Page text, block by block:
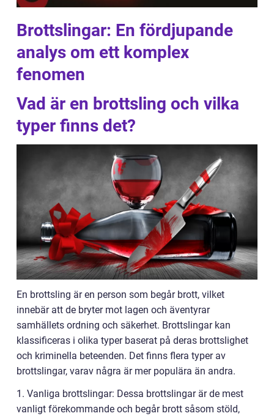
Brottslingar: En fördjupande
analys om ett komplex
fenomen
Vad är en brottsling och vilka
typer finns det?
En brottsling är en person som begår brott, vilket
innebär att de bryter mot lagen och äventyrar
samhällets ordning och säkerhet. Brottslingar kan
klassificeras i olika typer baserat på deras brottslighet
och kriminella beteenden. Det finns flera typer av
brottslingar, varav några är mer populära än andra.
1. Vanliga brottslingar: Dessa brottslingar är de mest
vanligt förekommande och begår brott såsom stöld,